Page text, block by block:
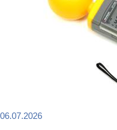
06.07.2026